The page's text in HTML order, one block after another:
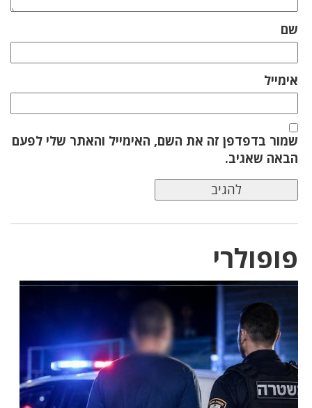
שם
אימייל
שמור בדפדפן זה את השם, האימייל והאתר שלי לפעם
הבאה שאגיב.
פופולרי